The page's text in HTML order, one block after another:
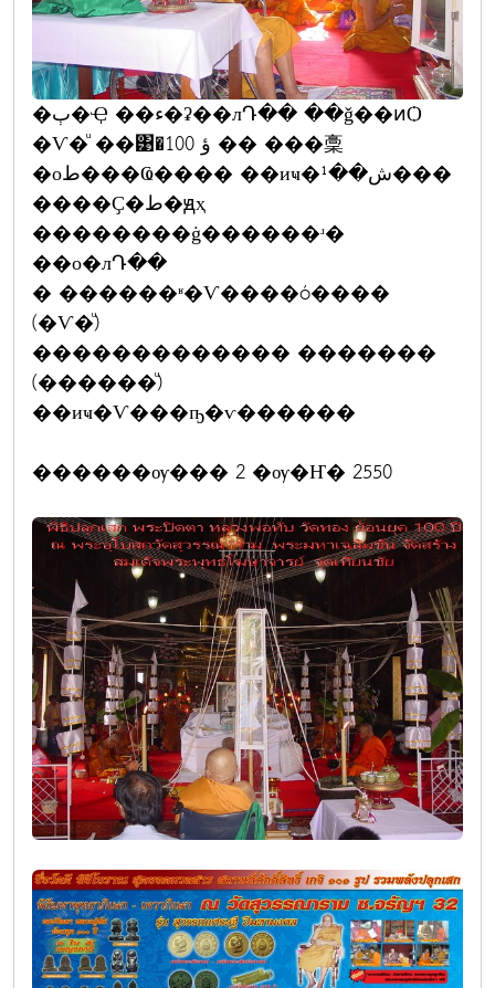
�ٻ�Ҿ ��ء�ʡ��лԴ�� ��ǧ��ͷѺ
�Ѵ�ͧ ��͹�ؤ 100 �� ���稾
�оط���Ҩ���� ��иҹ�ش��¹���
����Ҫ�ط�ԭҳ
��������ġ������ʴ�
��о�лԴ��
� ������ʶ�Ѵ����ó����
(�Ѵ�ͧ)
������������� �������
(������ͧ)
��иҹ�Ѵ���ҧ�ѵ������
������ѹ��� 2 �ѹ�Ҥ� 2550